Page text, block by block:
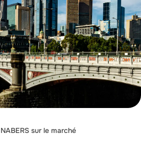
sur le marché